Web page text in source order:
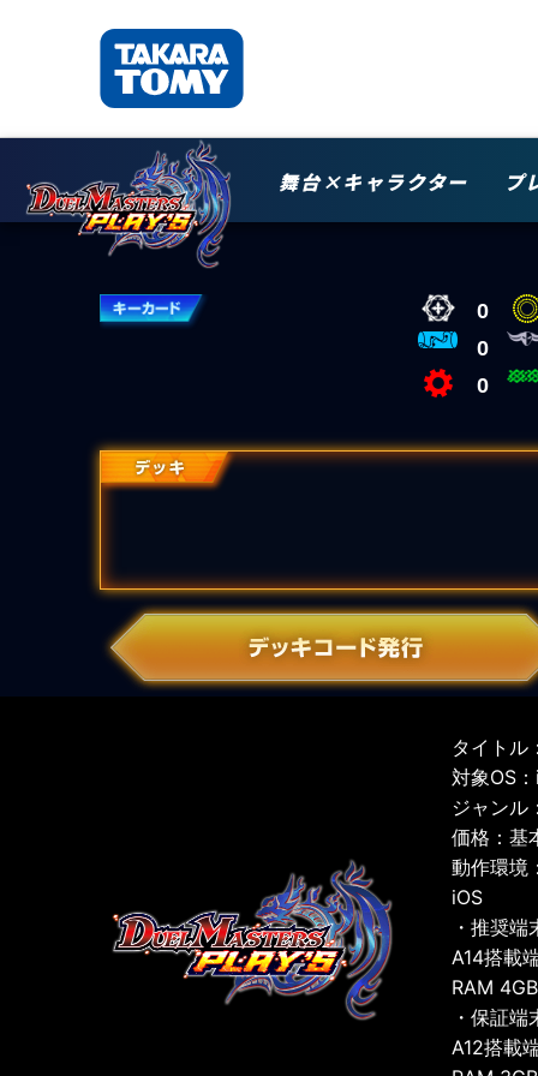
舞台×キャラクター プ
0
0
0
タイトル
対象OS
ジャンル
価格：基
動作環境
iOS
・推奨端
A14搭載
RAM
・保証端
A12搭載